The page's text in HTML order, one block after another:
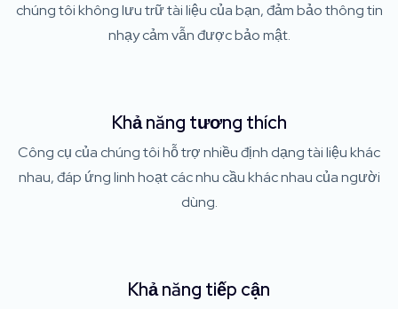
chúng tôi không lưu trữ tài liệu của bạn, đảm bảo thông tin
nhạy cảm vẫn được bảo mật.
Khả năng tương thích
Công cụ của chúng tôi hỗ trợ nhiều định dạng tài liệu khác
nhau, đáp ứng linh hoạt các nhu cầu khác nhau của người
dùng.
Khả năng tiếp cận